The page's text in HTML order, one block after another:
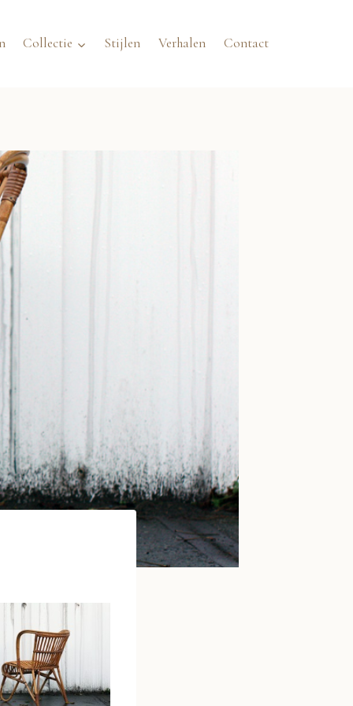
Collectie Stijlen Verhalen Contact